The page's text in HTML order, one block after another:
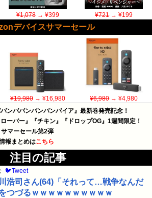
¥1,078→ ¥399 ¥721→ ¥199
デバイスサマーセール
¥19,980→ ¥16,980 ¥6,980→ ¥4,980
ンババンバンバンパイア』最新巻発売記念！
ーバー』『チキン』『ドロップOG』1週間限定！
マーセール第2弾
報まとめはこちら
注目の記事
🐦Tweet
浩司さん(64)「それって…戦争なんだ
つづるｗｗｗｗｗｗｗｗｗｗ